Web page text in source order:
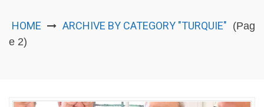
HOME ARCHIVE BY CATEGORY "TURQUIE" (Pag
e 2)